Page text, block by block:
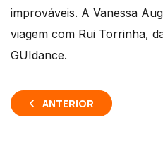
improváveis. A Vanessa
viagem com Rui Torrinha,
GUIdance.
ANTERIOR